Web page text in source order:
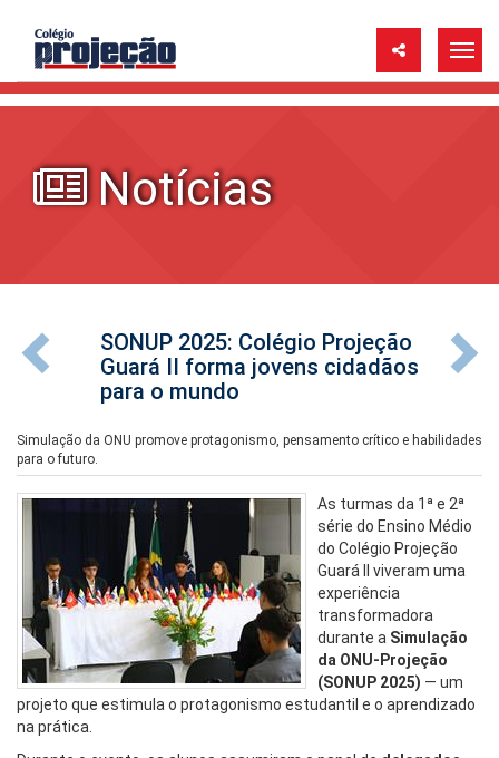
Notícias
SONUP 2025: Colégio Projeção
Guará II forma jovens cidadãos
para o mundo
Simulação da ONU promove protagonismo, pensamento crítico e habilidades
para o futuro.
As turmas da 1ª e 2ª
série do Ensino Médio
do Colégio Projeção
Guará II viveram uma
experiência
transformadora
durante a Simulação
da ONU-Projeção
(SONUP 2025) — um
projeto que estimula o protagonismo estudantil e o aprendizado
na prática.